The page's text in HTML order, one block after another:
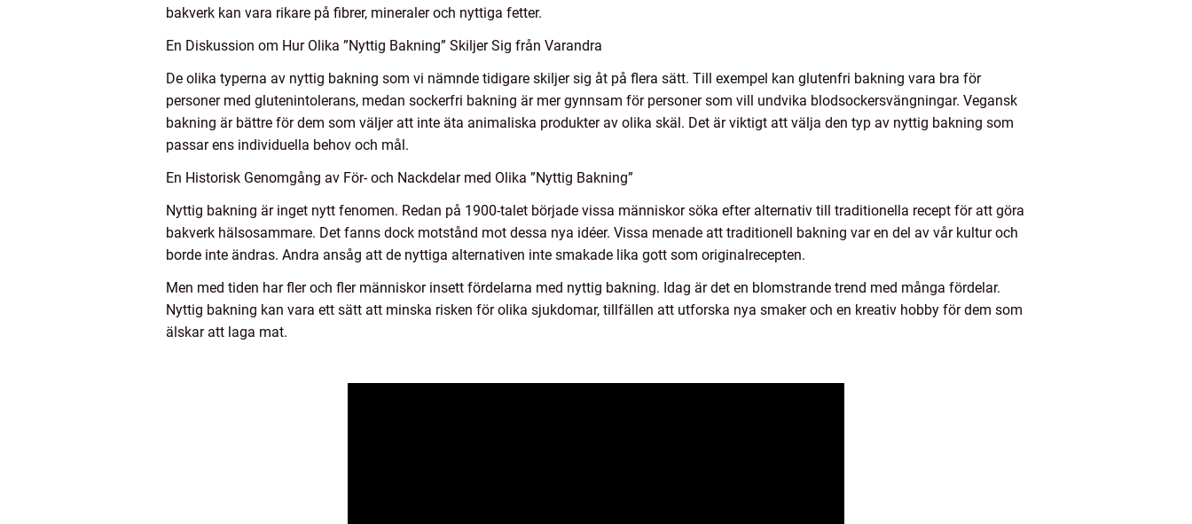
bakverk kan vara rikare på fibrer, mineraler och nyttiga fetter.
En Diskussion om Hur Olika ”Nyttig Bakning” Skiljer Sig från Varandra
De olika typerna av nyttig bakning som vi nämnde tidigare skiljer sig åt på flera sätt. Till exempel kan glutenfri bakning vara bra för
personer med glutenintolerans, medan sockerfri bakning är mer gynnsam för personer som vill undvika blodsockersvängningar. Vegansk
bakning är bättre för dem som väljer att inte äta animaliska produkter av olika skäl. Det är viktigt att välja den typ av nyttig bakning som
passar ens individuella behov och mål.
En Historisk Genomgång av För- och Nackdelar med Olika ”Nyttig Bakning”
Nyttig bakning är inget nytt fenomen. Redan på 1900-talet började vissa människor söka efter alternativ till traditionella recept för att göra
bakverk hälsosammare. Det fanns dock motstånd mot dessa nya idéer. Vissa menade att traditionell bakning var en del av vår kultur och
borde inte ändras. Andra ansåg att de nyttiga alternativen inte smakade lika gott som originalrecepten.
Men med tiden har fler och fler människor insett fördelarna med nyttig bakning. Idag är det en blomstrande trend med många fördelar.
Nyttig bakning kan vara ett sätt att minska risken för olika sjukdomar, tillfällen att utforska nya smaker och en kreativ hobby för dem som
älskar att laga mat.